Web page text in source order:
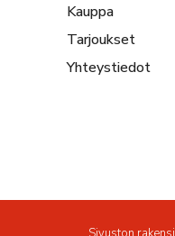
Kauppa
Tarjoukset
Yhteystiedot